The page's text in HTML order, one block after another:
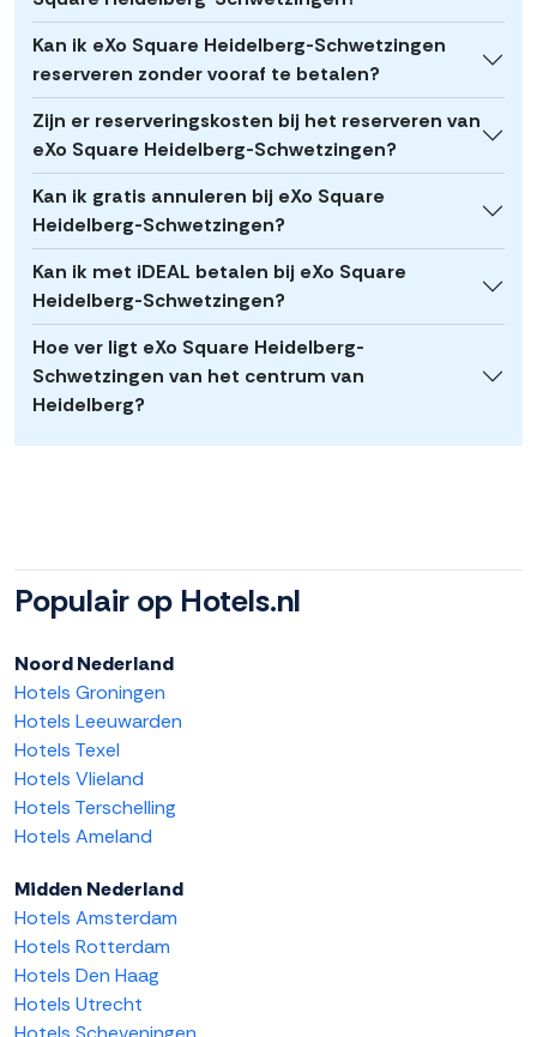
Kan ik eXo Square Heidelberg-Schwetzingen
reserveren zonder vooraf te betalen?
Zijn er reserveringskosten bij het reserveren van
eXo Square Heidelberg-Schwetzingen?
Kan ik gratis annuleren bij eXo Square
Heidelberg-Schwetzingen?
Kan ik met iDEAL betalen bij eXo Square
Heidelberg-Schwetzingen?
Hoe ver ligt eXo Square Heidelberg-
Schwetzingen van het centrum van
Heidelberg?
Populair op Hotels.nl
Noord Nederland
Hotels Groningen
Hotels Leeuwarden
Hotels Texel
Hotels Vlieland
Hotels Terschelling
Hotels Ameland
Midden Nederland
Hotels Amsterdam
Hotels Rotterdam
Hotels Den Haag
Hotels Utrecht